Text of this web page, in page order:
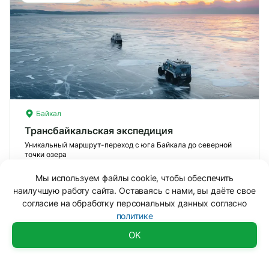
Байкал
Трансбайкальская экспедиция
Уникальный маршрут-переход с юга Байкала до северной
точки озера
8 дней
26.02 — 05.03.2027
Вид отдыха
Комбинированные туры
Сложность
Базовая ?
От 489 000 ₽
Смотреть тур
Мы используем файлы cookie, чтобы обеспечить
наилучшую работу сайта. Оставаясь с нами, вы даёте свое
согласие на обработку персональных данных согласно
политике
OK